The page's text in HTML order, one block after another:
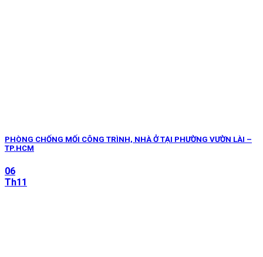
PHÒNG CHỐNG MỐI CÔNG TRÌNH, NHÀ Ở TẠI PHƯỜNG VƯỜN LÀI –
TP.HCM
06
Th11